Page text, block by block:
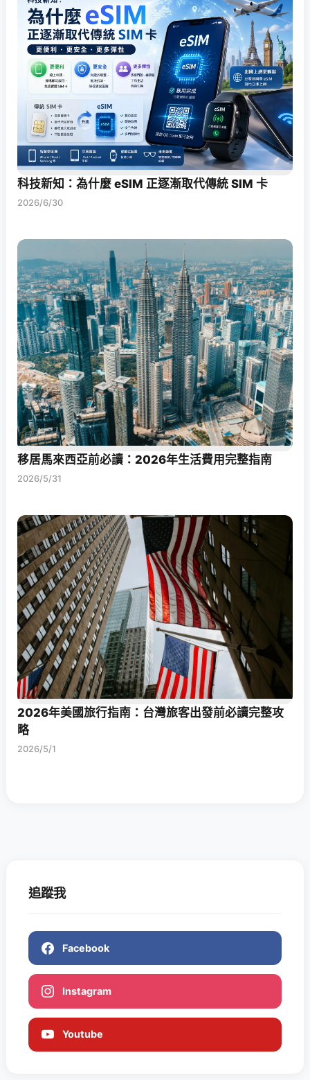
科技新知：為什麼 eSIM 正逐漸取代傳統 SIM 卡
2026/6/30
移居馬來西亞前必讀：2026年生活費用完整指南
2026/5/31
2026年美國旅行指南：台灣旅客出發前必讀完整攻
略
2026/5/1
追蹤我
Facebook
Instagram
Youtube